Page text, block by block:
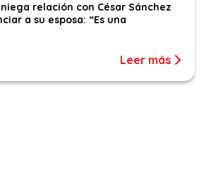
relación con César Sánchez
a su esposa: “Es una
Leer más